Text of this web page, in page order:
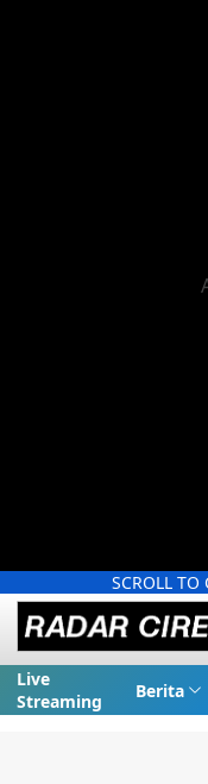
SCROLL
Live
Streaming
Berita